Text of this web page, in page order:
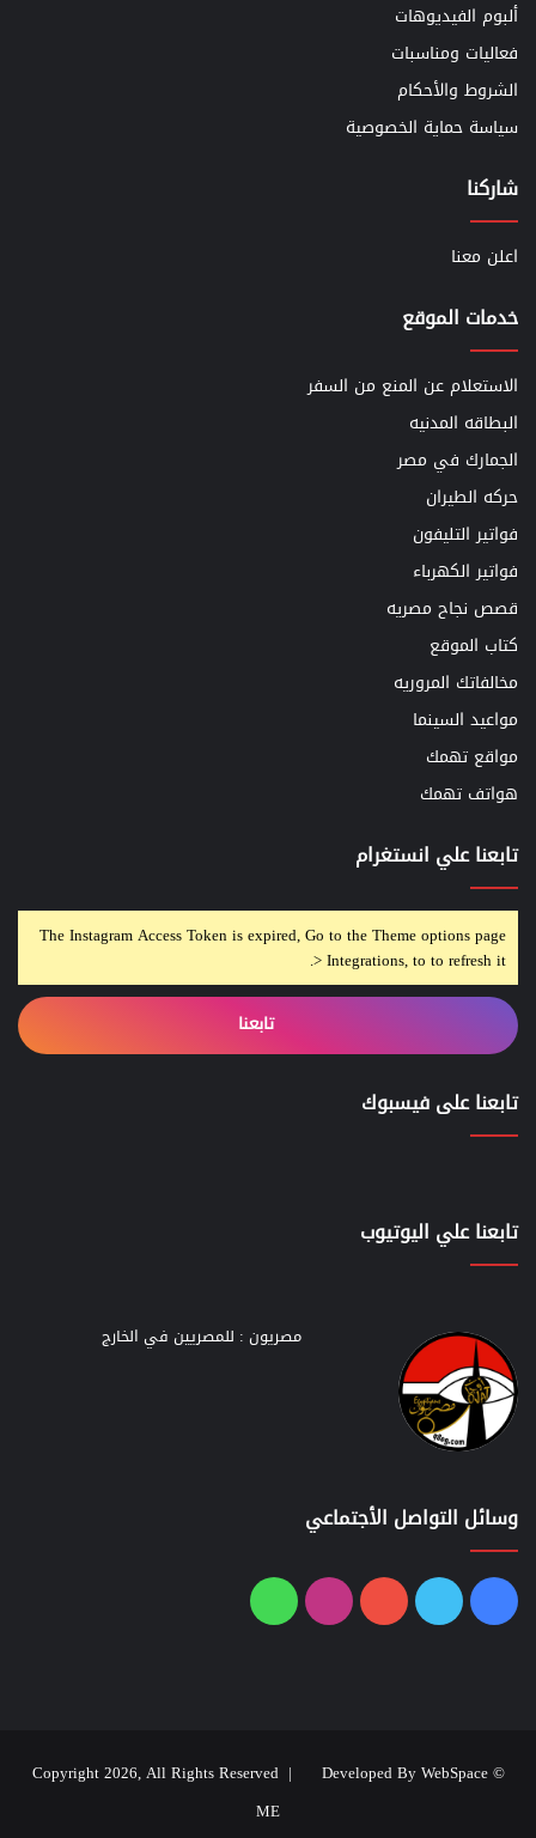
ألبوم الفيديوهات
فعاليات ومناسبات
الشروط والأحكام
سياسة حماية الخصوصية
شاركنا
اعلن معنا
خدمات الموقع
الاستعلام عن المنع من السفر
البطاقه المدنيه
الجمارك في مصر
حركه الطيران
فواتير التليفون
فواتير الكهرباء
قصص نجاح مصريه
كتاب الموقع
مخالفاتك المروريه
مواعيد السينما
مواقع تهمك
هواتف تهمك
تابعنا علي انستغرام
The Instagram Access Token is expired, Go to the Theme options page
> Integrations, to to refresh it.
تابعنا
تابعنا على فيسبوك
تابعنا علي اليوتيوب
مصريون : للمصريين في الخارج
وسائل التواصل الأجتماعي
فيسبوك
تويتر يوتيوبانستقرامواتساب
© Copyright 2026, All Rights Reserved |
Developed By WebSpace
ME